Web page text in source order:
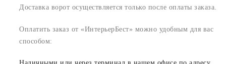
Доставка ворот осуществляется только после оплаты заказа.
Оплатить заказ от «ИнтерьерБест» можно удобным для вас
способом: